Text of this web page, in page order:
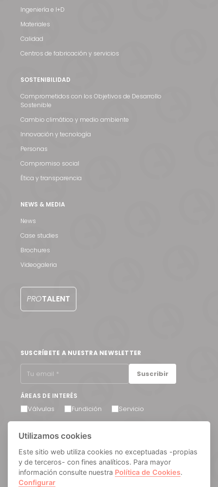
Noticias y medios
Contacto
Ingeniería e I+D
Materiales
Calidad
Centros de fabricación y servicios
SOSTENIBILIDAD
Comprometidos con los Objetivos de Desarrollo
Sostenible
Cambio climático y medio ambiente
Innovación y tecnología
Personas
Compromiso social
Ética y transparencia
NEWS & MEDIA
News
Case studies
Brochures
Videogaleria
PROTALENT
SUSCRÍBETE A NUESTRA NEWSLETTER
Suscribir
ÁREAS DE INTERÉS
Válvulas Fundición Servicio
Puede cancelar su suscripción en cualquier momento a
nuestros correos electrónicos.
Utilizamos cookies
Este sitio web utiliza cookies no exceptuadas -propias
y de terceros- con fines analíticos. Para mayor
información consulte nuestra Política de Cookies.
Configurar